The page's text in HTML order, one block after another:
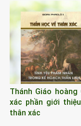
Thánh Giáo
xác phần giới
thân xác